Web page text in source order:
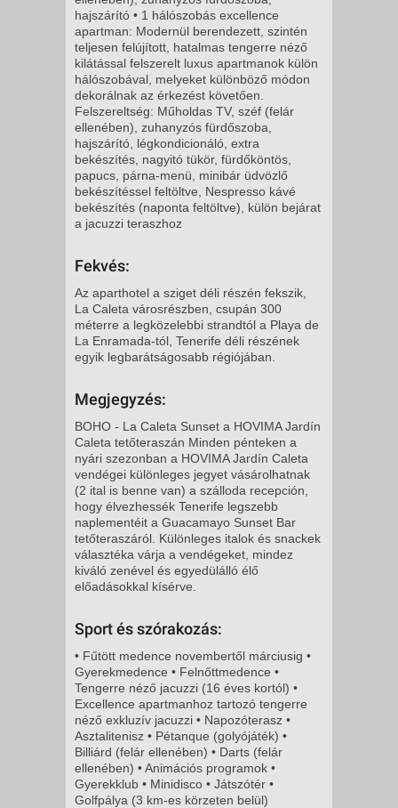
VASÁRNAP -
8 NAP / 7 ÉJSZAKA
2026. NOVEMBER 16., HÉTFŐ -
8 NAP / 7 ÉJSZAKA
2026. NOVEMBER 17., KEDD -
8 NAP / 7 ÉJSZAKA
2026. NOVEMBER 18., SZERDA
-
8 NAP / 7 ÉJSZAKA
VASÁRNAP -
8 NAP / 7 ÉJSZAKA
2026. NOVEMBER 30., HÉTFŐ -
8 NAP / 7 ÉJSZAKA
8 NAP / 7 ÉJSZAKA
2026. DECEMBER 02., SZERDA
-
8 NAP / 7 ÉJSZAKA
2026. DECEMBER 03.,
CSÜTÖRTÖK -
8 NAP / 7 ÉJSZAKA
2026. DECEMBER 04., PÉNTEK
-
2026. DECEMBER 05.,
SZOMBAT -
8 NAP / 7 ÉJSZAKA
2026. DECEMBER 06.,
VASÁRNAP -
8 NAP / 7 ÉJSZAKA
2026. DECEMBER 07., HÉTFŐ -
hajszárító • 1 hálószobás excellence
apartman: Modernül berendezett, szintén
teljesen felújított, hatalmas tengerre néző
kilátással felszerelt luxus apartmanok külön
hálószobával, melyeket különböző módon
dekorálnak az érkezést követően.
Felszereltség: Műholdas TV, széf (felár
ellenében), zuhanyzós fürdőszoba,
hajszárító, légkondicionáló, extra
bekészítés, nagyitó tükör, fürdőköntös,
papucs, párna-menü, minibár üdvözlő
bekészítéssel feltöltve, Nespresso kávé
bekészítés (naponta feltöltve), külön bejárat
a jacuzzi teraszhoz
Fekvés:
Az aparthotel a sziget déli részén fekszik,
La Caleta városrészben, csupán 300
méterre a legközelebbi strandtól a Playa de
La Enramada-tól, Tenerife déli részének
egyik legbarátságosabb régiójában.
Megjegyzés:
BOHO - La Caleta Sunset a HOVIMA Jardín
Caleta tetőteraszán Minden pénteken a
nyári szezonban a HOVIMA Jardín Caleta
vendégei különleges jegyet vásárolhatnak
(2 ital is benne van) a szálloda recepción,
hogy élvezhessék Tenerife legszebb
naplementéit a Guacamayo Sunset Bar
tetőteraszáról. Különleges italok és snackek
választéka várja a vendégeket, mindez
kiváló zenével és egyedülálló élő
előadásokkal kísérve.
Sport és szórakozás:
• Fűtött medence novembertől márciusig •
Gyerekmedence • Felnőttmedence •
Tengerre néző jacuzzi (16 éves kortól) •
Excellence apartmanhoz tartozó tengerre
néző exkluzív jacuzzi • Napozóterasz •
Asztalitenisz • Pétanque (golyójáték) •
Billiárd (felár ellenében) • Darts (felár
ellenében) • Animációs programok •
Gyerekklub • Minidisco • Játszótér •
Golfpálya (3 km-es körzeten belül)